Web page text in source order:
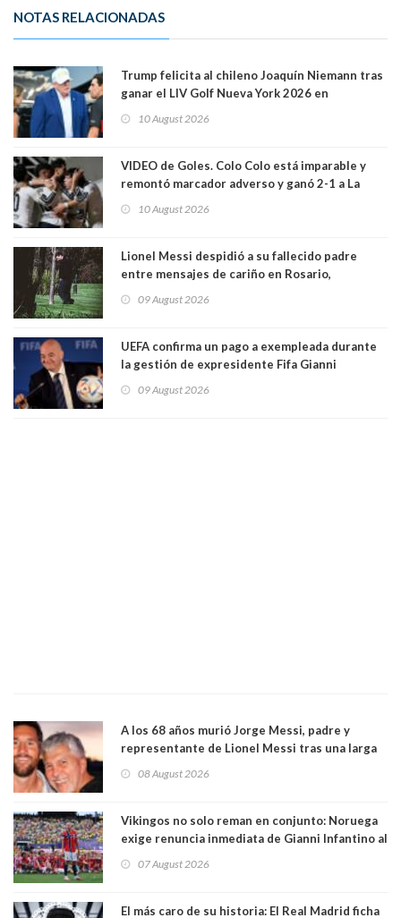
NOTAS RELACIONADAS
Trump felicita al chileno Joaquín Niemann tras
ganar el LIV Golf Nueva York 2026 en
10 August 2026
VIDEO de Goles. Colo Colo está imparable y
remontó marcador adverso y ganó 2-1 a La
Palestino también 2-1. VIDEOS
10 August 2026
Lionel Messi despidió a su fallecido padre
entre mensajes de cariño en Rosario,
09 August 2026
UEFA confirma un pago a exempleada durante
la gestión de expresidente Fifa Gianni
relación sentimental
09 August 2026
A los 68 años murió Jorge Messi, padre y
representante de Lionel Messi tras una larga
08 August 2026
Vikingos no solo reman en conjunto: Noruega
exige renuncia inmediata de Gianni Infantino al
07 August 2026
El más caro de su historia: El Real Madrid ficha